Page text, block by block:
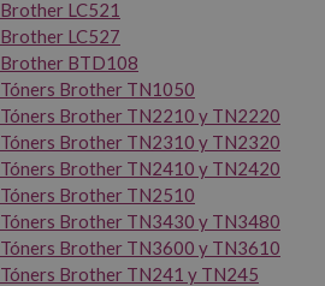
Brother LC521
Brother LC527
Brother BTD108
Tóners Brother TN1050
Tóners Brother TN2210 y TN2220
Tóners Brother TN2310 y TN2320
Tóners Brother TN2410 y TN2420
Tóners Brother TN2510
Tóners Brother TN3430 y TN3480
Tóners Brother TN3600 y TN3610
Tóners Brother TN241 y TN245